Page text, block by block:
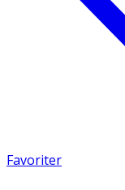
Favoriter